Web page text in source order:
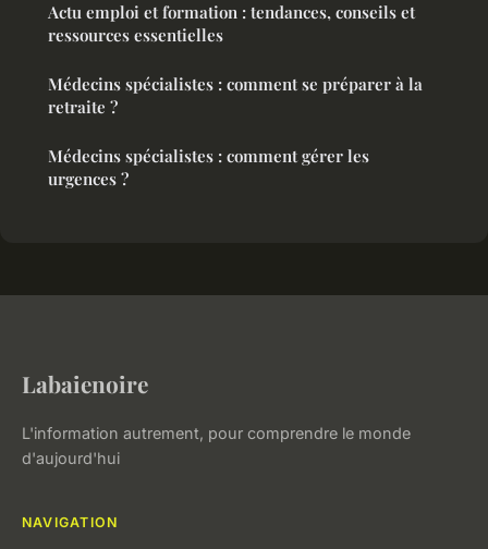
Actu emploi et formation : tendances, conseils et
ressources essentielles
Médecins spécialistes : comment se préparer à la
retraite ?
Médecins spécialistes : comment gérer les
urgences ?
Labaienoire
L'information autrement, pour comprendre le monde
d'aujourd'hui
NAVIGATION